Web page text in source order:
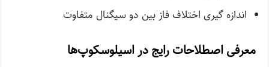
اندازه گیری اختلاف فاز بین دو سیگنال متفاوت
معرفی اصطلاحات رایج در اسیلوسکوپ‌ها